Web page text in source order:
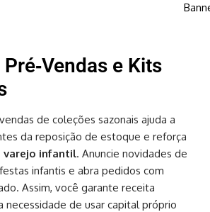
e Kits
de coleções sazonais ajuda a
da reposição de estoque e reforça
varejo infantil. Anuncie novidades de
infantis e abra pedidos com
Assim, você garante receita
necessidade de usar capital próprio